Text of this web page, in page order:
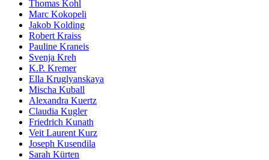
Thomas Kohl
Marc Kokopeli
Jakob Kolding
Robert Kraiss
Pauline Kraneis
Svenja Kreh
K.P. Kremer
Ella Kruglyanskaya
Mischa Kuball
Alexandra Kuertz
Claudia Kugler
Friedrich Kunath
Veit Laurent Kurz
Joseph Kusendila
Sarah Kürten